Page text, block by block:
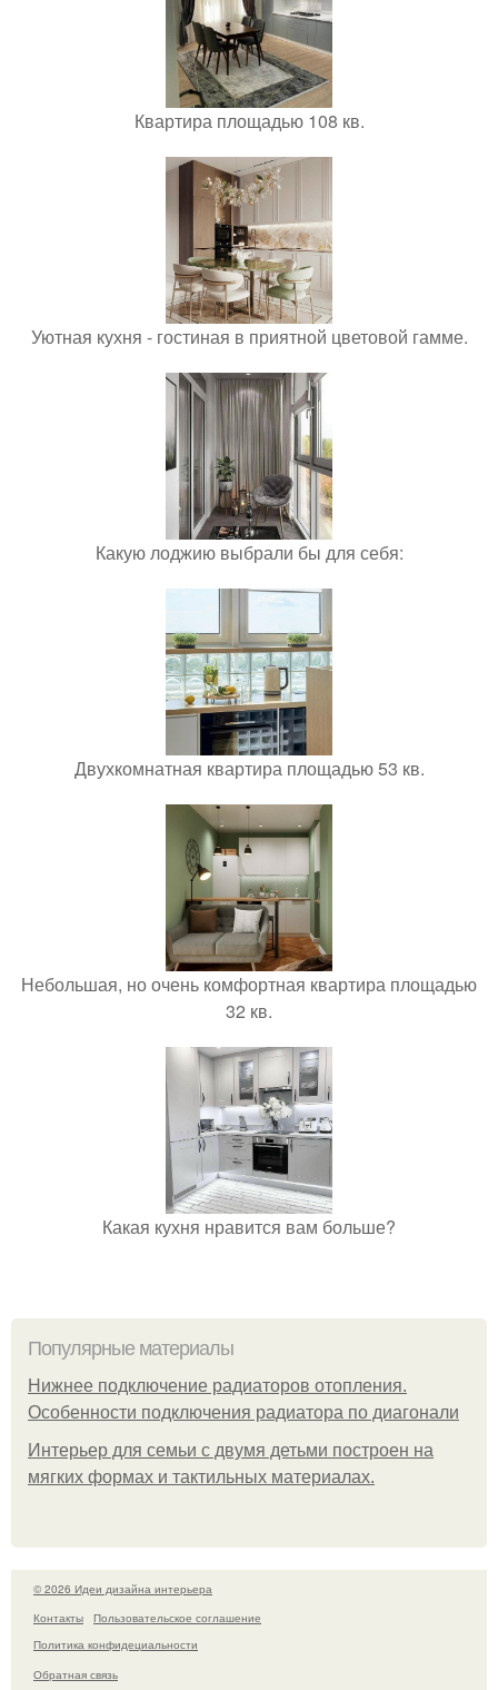
Квартира площадью 108 кв.
Уютная кухня - гостиная в приятной цветовой гамме.
Какую лоджию выбрали бы для себя:
Двухкомнатная квартира площадью 53 кв.
Небольшая, но очень комфортная квартира площадью
32 кв.
Какая кухня нравится вам больше?
Популярные материалы
Нижнее подключение радиаторов отопления.
Особенности подключения радиатора по диагонали
Интерьер для семьи с двумя детьми построен на
мягких формах и тактильных материалах.
© 2026 Идеи дизайна интерьера
Контакты
Пользовательское соглашение
Политика конфидециальности
Обратная связь